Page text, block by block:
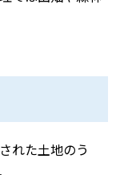
れた土地のう